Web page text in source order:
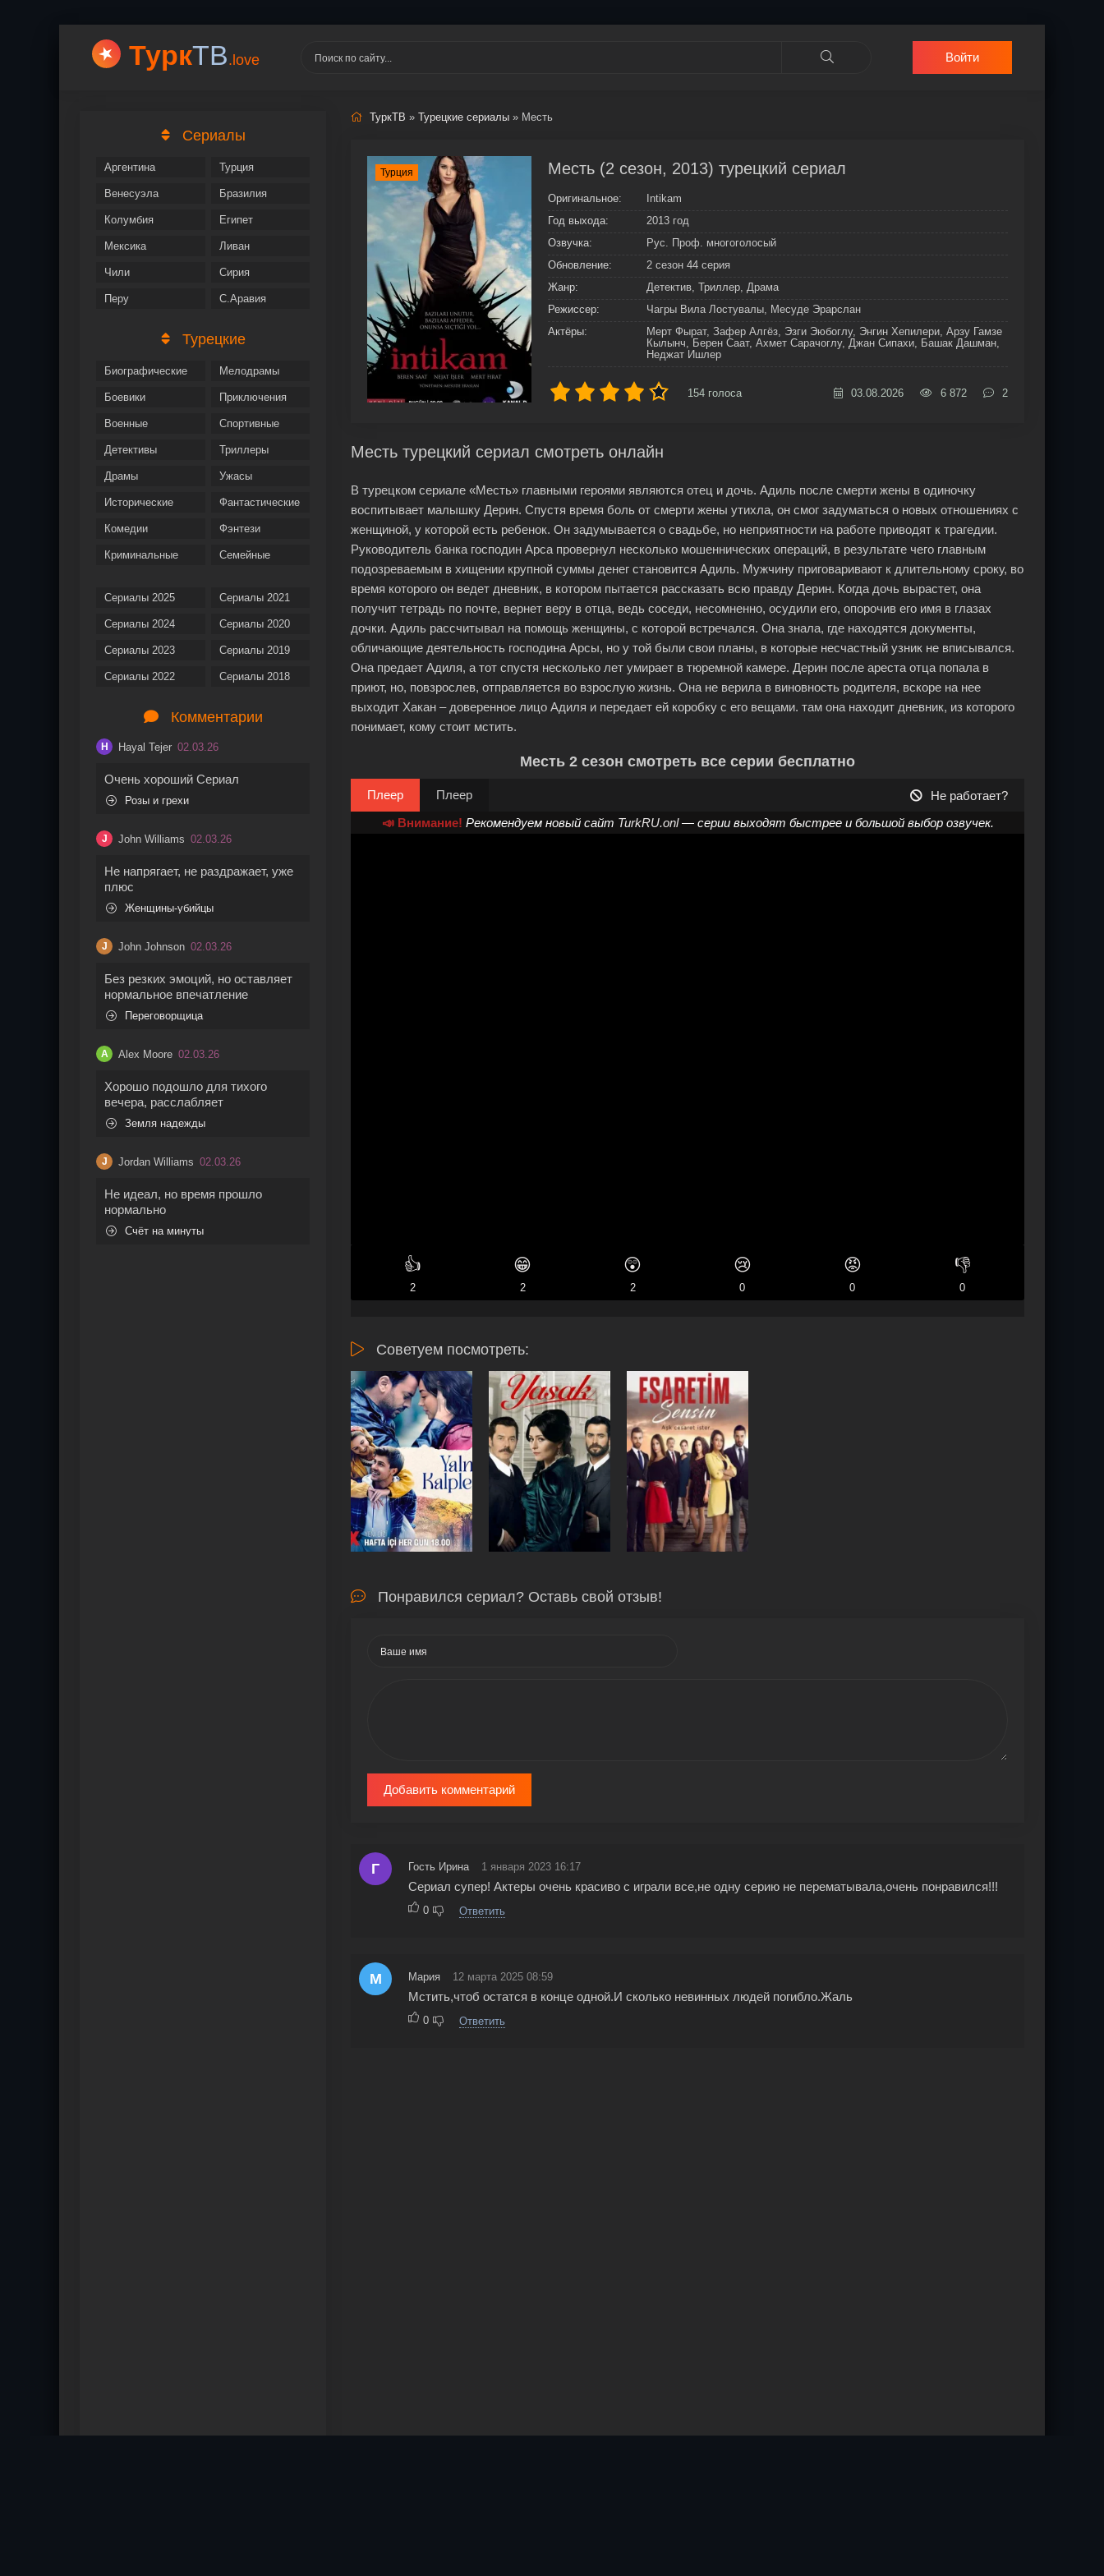
ТуркТВ.love Войти
Сериалы
Аргентина
Венесуэла
Колумбия
Мексика
Чили
Перу
Турция
Бразилия
Египет
Ливан
Сирия
С.Аравия
Турецкие
Биографические
Боевики
Военные
Детективы
Драмы
Исторические
Комедии
Криминальные
Мелодрамы
Приключения
Спортивные
Триллеры
Ужасы
Фантастические
Фэнтези
Семейные
Сериалы 2025
Сериалы 2024
Сериалы 2023
Сериалы 2022
Сериалы 2021
Сериалы 2020
Сериалы 2019
Сериалы 2018
Комментарии
H Hayal Tejer 02.03.26
Очень хороший Сериал
Розы и грехи
J John Williams 02.03.26
Не напрягает, не раздражает, уже
плюс
Женщины-убийцы
J John Johnson 02.03.26
Без резких эмоций, но оставляет
нормальное впечатление
Переговорщица
A Alex Moore 02.03.26
Хорошо подошло для тихого
вечера, расслабляет
Земля надежды
J Jordan Williams 02.03.26
Не идеал, но время прошло
нормально
Счёт на минуты
ТуркТВ » Турецкие сериалы » Месть
Турция Месть (2 сезон, 2013) турецкий сериал
Оригинальное:
Intikam
Год выхода:
2013 год
Озвучка:
Рус. Проф. многоголосый
Обновление:
2 сезон 44 серия
Жанр:
Детектив, Триллер, Драма
Режиссер:
Чагры Вила Лостувалы, Месуде Эрарслан
Актёры:
Мерт Фырат, Зафер Алгёз, Эзги Эюбоглу, Энгин Хепилери, Арзу Гамзе
Кылынч, Берен Саат, Ахмет Сарачоглу, Джан Сипахи, Башак Дашман,
Неджат Ишлер
154 голоса 03.08.2026 6 872 2
Месть турецкий сериал смотреть онлайн
В турецком сериале «Месть» главными героями являются отец и дочь. Адиль после смерти жены в одиночку
воспитывает малышку Дерин. Спустя время боль от смерти жены утихла, он смог задуматься о новых отношениях с
женщиной, у которой есть ребенок. Он задумывается о свадьбе, но неприятности на работе приводят к трагедии.
Руководитель банка господин Арса провернул несколько мошеннических операций, в результате чего главным
подозреваемым в хищении крупной суммы денег становится Адиль. Мужчину приговаривают к длительному сроку, во
время которого он ведет дневник, в котором пытается рассказать всю правду Дерин. Когда дочь вырастет, она
получит тетрадь по почте, вернет веру в отца, ведь соседи, несомненно, осудили его, опорочив его имя в глазах
дочки. Адиль рассчитывал на помощь женщины, с которой встречался. Она знала, где находятся документы,
обличающие деятельность господина Арсы, но у той были свои планы, в которые несчастный узник не вписывался.
Она предает Адиля, а тот спустя несколько лет умирает в тюремной камере. Дерин после ареста отца попала в
приют, но, повзрослев, отправляется во взрослую жизнь. Она не верила в виновность родителя, вскоре на нее
выходит Хакан – доверенное лицо Адиля и передает ей коробку с его вещами. там она находит дневник, из которого
понимает, кому стоит мстить.
Месть 2 сезон смотреть все серии бесплатно
Плеер Плеер
Не работает?
📣 Внимание! Рекомендуем новый сайт TurkRU.onl— серии выходят быстрее и большой выбор озвучек.
👍
2
😁
2
😲
2
😢
0
😡
0
👎
0
Советуем посмотреть:
Понравился сериал? Оставь свой отзыв!
Добавить комментарий
Г Гость Ирина 1 января 2023 16:17
Сериал супер! Актеры очень красиво с играли все,не одну серию не перематывала,очень понравился!!!
0 Ответить
М Мария 12 марта 2025 08:59
Мстить,чтоб остатся в конце одной.И сколько невинных людей погибло.Жаль
0 Ответить